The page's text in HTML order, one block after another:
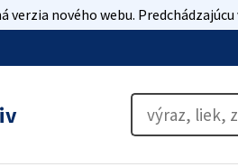
verzia nového webu.